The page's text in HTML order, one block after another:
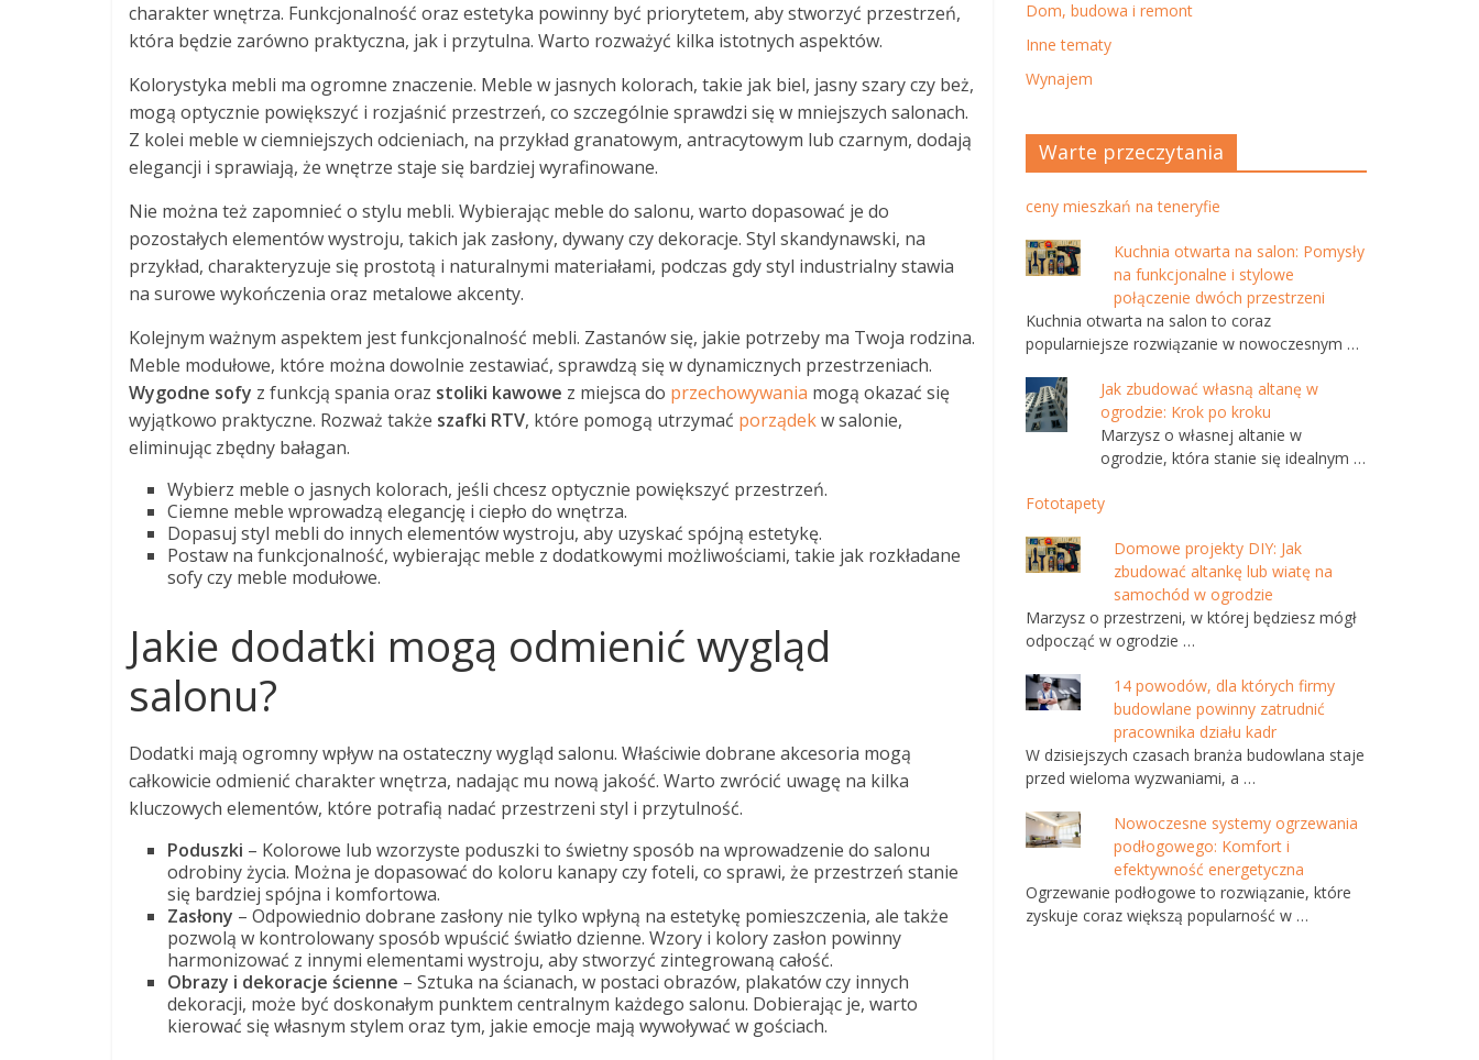
charakter wnętrza. Funkcjonalność oraz estetyka powinny być priorytetem, aby stworzyć przestrzeń,
która będzie zarówno praktyczna, jak i przytulna. Warto rozważyć kilka istotnych aspektów.
Kolorystyka mebli ma ogromne znaczenie. Meble w jasnych kolorach, takie jak biel, jasny szary czy beż,
mogą optycznie powiększyć i rozjaśnić przestrzeń, co szczególnie sprawdzi się w mniejszych salonach.
Z kolei meble w ciemniejszych odcieniach, na przykład granatowym, antracytowym lub czarnym, dodają
elegancji i sprawiają, że wnętrze staje się bardziej wyrafinowane.
Nie można też zapomnieć o stylu mebli. Wybierając meble do salonu, warto dopasować je do
pozostałych elementów wystroju, takich jak zasłony, dywany czy dekoracje. Styl skandynawski, na
przykład, charakteryzuje się prostotą i naturalnymi materiałami, podczas gdy styl industrialny stawia
na surowe wykończenia oraz metalowe akcenty.
Kolejnym ważnym aspektem jest funkcjonalność mebli. Zastanów się, jakie potrzeby ma Twoja rodzina.
Meble modułowe, które można dowolnie zestawiać, sprawdzą się w dynamicznych przestrzeniach.
Wygodne sofy z funkcją spania oraz stoliki kawowe z miejsca do przechowywania mogą okazać się
wyjątkowo praktyczne. Rozważ także szafki RTV, które pomogą utrzymać porządekw salonie,
eliminując zbędny bałagan.
Wybierz meble o jasnych kolorach, jeśli chcesz optycznie powiększyć przestrzeń.
Ciemne meble wprowadzą elegancję i ciepło do wnętrza.
Dopasuj styl mebli do innych elementów wystroju, aby uzyskać spójną estetykę.
Postaw na funkcjonalność, wybierając meble z dodatkowymi możliwościami, takie jak rozkładane
sofy czy meble modułowe.
Jakie dodatki mogą odmienić wygląd
salonu?
Dodatki mają ogromny wpływ na ostateczny wygląd salonu. Właściwie dobrane akcesoria mogą
całkowicie odmienić charakter wnętrza, nadając mu nową jakość. Warto zwrócić uwagę na kilka
kluczowych elementów, które potrafią nadać przestrzeni styl i przytulność.
Poduszki – Kolorowe lub wzorzyste poduszki to świetny sposób na wprowadzenie do salonu
odrobiny życia. Można je dopasować do koloru kanapy czy foteli, co sprawi, że przestrzeń stanie
się bardziej spójna i komfortowa.
Zasłony – Odpowiednio dobrane zasłony nie tylko wpłyną na estetykę pomieszczenia, ale także
pozwolą w kontrolowany sposób wpuścić światło dzienne. Wzory i kolory zasłon powinny
harmonizować z innymi elementami wystroju, aby stworzyć zintegrowaną całość.
Obrazy i dekoracje ścienne – Sztuka na ścianach, w postaci obrazów, plakatów czy innych
dekoracji, może być doskonałym punktem centralnym każdego salonu. Dobierając je, warto
kierować się własnym stylem oraz tym, jakie emocje mają wywoływać w gościach.
Dom, budowa i remont
Inne tematy
Wynajem
Warte przeczytania
ceny mieszkań na teneryfie
Kuchnia otwarta na salon: Pomysły
na funkcjonalne i stylowe
połączenie dwóch przestrzeni
Kuchnia otwarta na salon to coraz
popularniejsze rozwiązanie w nowoczesnym …
Jak zbudować własną altanę w
ogrodzie: Krok po kroku
Marzysz o własnej altanie w
ogrodzie, która stanie się idealnym …
Fototapety
Domowe projekty DIY: Jak
zbudować altankę lub wiatę na
samochód w ogrodzie
Marzysz o przestrzeni, w której będziesz mógł
odpocząć w ogrodzie …
14 powodów, dla których firmy
budowlane powinny zatrudnić
pracownika działu kadr
W dzisiejszych czasach branża budowlana staje
przed wieloma wyzwaniami, a …
Nowoczesne systemy ogrzewania
podłogowego: Komfort i
efektywność energetyczna
Ogrzewanie podłogowe to rozwiązanie, które
zyskuje coraz większą popularność w …